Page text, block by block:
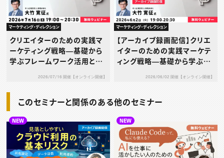
マーケティング・ディレクション
クリエイターのための実践マ
ーケティング戦略―基礎から
学ぶフレームワーク活用と生
のフレームワークを組み合わ
せて自社戦略を描こう
2026/07/16 開催【オンライン開催】
マーケティング・ディレクション
【アーカイブ録画配信】クリエ
イターのための実践マーケテ
ィング戦略―基礎から学ぶフ
門― 第3回：3C分析入門 お客
比べてみよう
2026/06/02 開催【オンライン開催】
このセミナーと関係のある他のセミナー
NEW NEW